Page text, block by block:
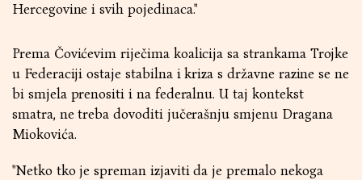
Hercegovine i svih pojedinaca."
Prema Čovićevim riječima koalicija sa strankama Trojke
u Federaciji ostaje stabilna i kriza s državne razine se ne
bi smjela prenositi i na federalnu. U taj kontekst
smatra, ne treba dovoditi jučerašnju smjenu Dragana
Miokovića.
"Netko tko je spreman izjaviti da je premalo nekoga